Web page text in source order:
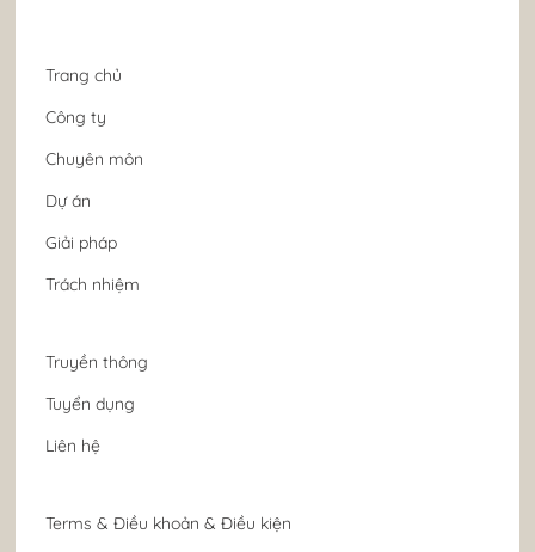
Trang chủ
Công ty
Chuyên môn
Dự án
Giải pháp
Trách nhiệm
Truyền thông
Tuyển dụng
Liên hệ
Terms & Điều khoản & Điều kiện